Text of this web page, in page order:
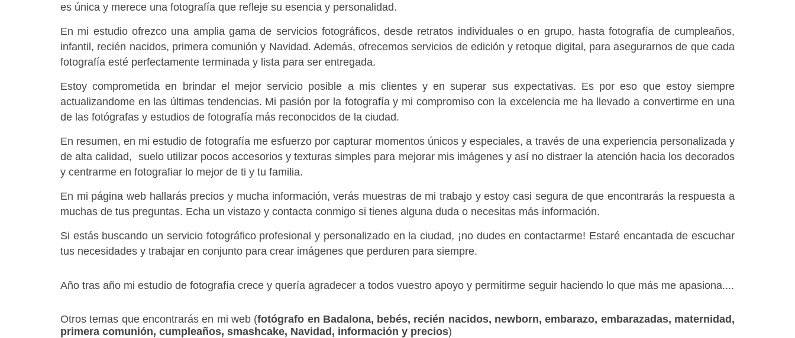
es única y merece una fotografía que refleje su esencia y personalidad.
En mi estudio ofrezco una amplia gama de servicios fotográficos, desde retratos individuales o en grupo, hasta fotografía de cumpleaños,
infantil, recién nacidos, primera comunión y Navidad. Además, ofrecemos servicios de edición y retoque digital, para asegurarnos de que cada
fotografía esté perfectamente terminada y lista para ser entregada.
Estoy comprometida en brindar el mejor servicio posible a mis clientes y en superar sus expectativas. Es por eso que estoy siempre
actualizandome en las últimas tendencias. Mi pasión por la fotografía y mi compromiso con la excelencia me ha llevado a convertirme en una
de las fotógrafas y estudios de fotografía más reconocidos de la ciudad.
En resumen, en mi estudio de fotografía me esfuerzo por capturar momentos únicos y especiales, a través de una experiencia personalizada y
de alta calidad,  suelo utilizar pocos accesorios y texturas simples para mejorar mis imágenes y así no distraer la atención hacia los decorados
y centrarme en fotografiar lo mejor de ti y tu familia.
En mi página web hallarás precios y mucha información, verás muestras de mi trabajo y estoy casi segura de que encontrarás la respuesta a
muchas de tus preguntas. Echa un vistazo y contacta conmigo si tienes alguna duda o necesitas más información.
Si estás buscando un servicio fotográfico profesional y personalizado en la ciudad, ¡no dudes en contactarme! Estaré encantada de escuchar
tus necesidades y trabajar en conjunto para crear imágenes que perduren para siempre.
Año tras año mi estudio de fotografía crece y quería agradecer a todos vuestro apoyo y permitirme seguir haciendo lo que más me apasiona....
Otros temas que encontrarás en mi web (fotógrafo en Badalona, bebés, recién nacidos, newborn, embarazo, embarazadas, maternidad,
primera comunión, cumpleaños, smashcake, Navidad, información y precios)